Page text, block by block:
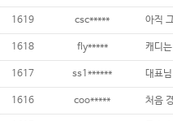
1619 csc*****
1618 fly*****
1617 ss1******
1616 coo*****